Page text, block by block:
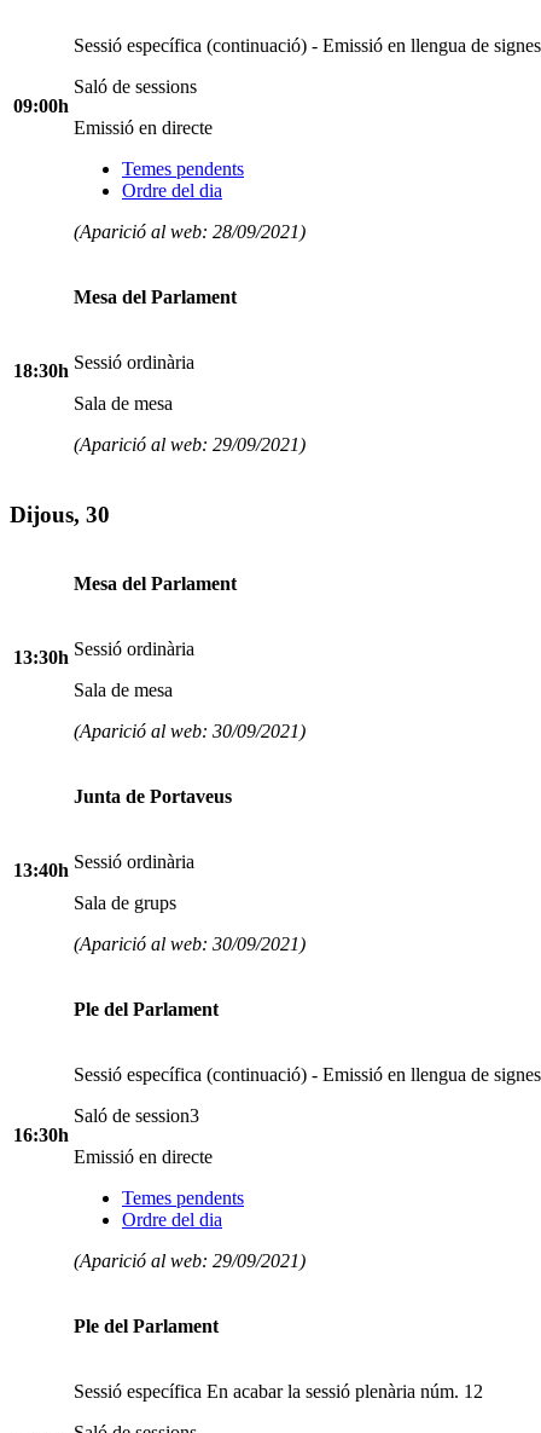
09:00h
Sessió específica (continuació) - Emissió en llengua de signes
Saló de sessions
Emissió en directe
Temes pendents
Ordre del dia
(Aparició al web: 28/09/2021)
18:30h
Mesa del Parlament
Sessió ordinària
Sala de mesa
(Aparició al web: 29/09/2021)
Dijous, 30
13:30h
Mesa del Parlament
Sessió ordinària
Sala de mesa
(Aparició al web: 30/09/2021)
13:40h
Junta de Portaveus
Sessió ordinària
Sala de grups
(Aparició al web: 30/09/2021)
16:30h
Ple del Parlament
Sessió específica (continuació) - Emissió en llengua de signes
Saló de session3
Emissió en directe
Temes pendents
Ordre del dia
(Aparició al web: 29/09/2021)
Ple del Parlament
Sessió específica En acabar la sessió plenària núm. 12